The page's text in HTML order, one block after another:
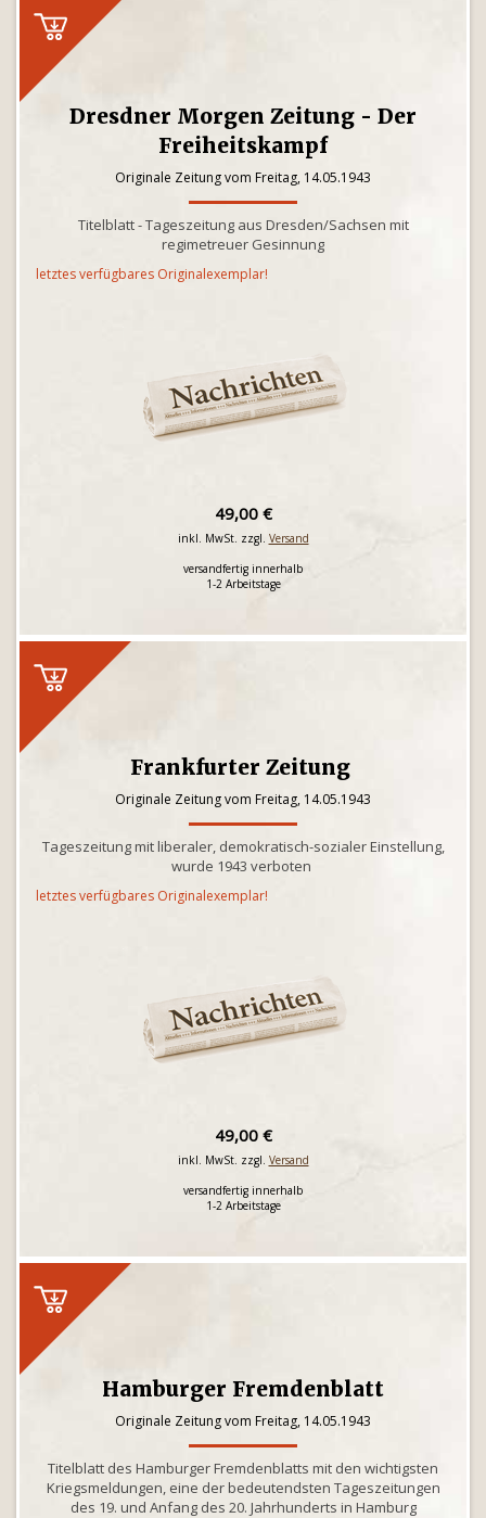
Dresdner Morgen Zeitung - Der
Freiheitskampf
Originale Zeitung vom Freitag, 14.05.1943
Titelblatt - Tageszeitung aus Dresden/Sachsen mit
regimetreuer Gesinnung
letztes verfügbares Originalexemplar!
49,00 €
inkl. MwSt. zzgl. Versand
versandfertig innerhalb
1-2 Arbeitstage
Frankfurter Zeitung
Originale Zeitung vom Freitag, 14.05.1943
Tageszeitung mit liberaler, demokratisch-sozialer Einstellung,
wurde 1943 verboten
letztes verfügbares Originalexemplar!
49,00 €
inkl. MwSt. zzgl. Versand
versandfertig innerhalb
1-2 Arbeitstage
Hamburger Fremdenblatt
Originale Zeitung vom Freitag, 14.05.1943
Titelblatt des Hamburger Fremdenblatts mit den wichtigsten
Kriegsmeldungen, eine der bedeutendsten Tageszeitungen
des 19. und Anfang des 20. Jahrhunderts in Hamburg